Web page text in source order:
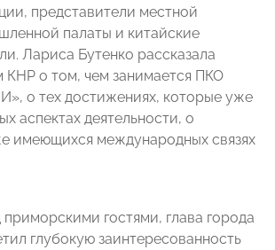
представители местной
палаты и китайские
Лариса Бутенко рассказала
КНР о том, чем занимается ПКО
о тех достижениях, которые уже
аспектах деятельности, о
имеющихся международных связях
гостями, глава города
глубокую заинтересованность